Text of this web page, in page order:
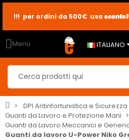
Menù ITALIANO
DPI Antinfortunistica e Sicurezza
Guanti da Lavoro e Protezione Mani
Guanti da Lavoro Meccanici e
Guanti da lavoro U-Power Niko